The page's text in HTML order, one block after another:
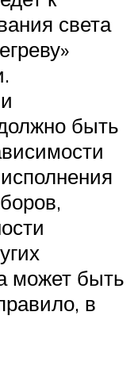
света
быть
может быть
в